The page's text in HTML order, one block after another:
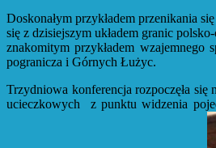
Doskonałym przykładem przenikania
się z dzisiejszym układem granic
znakomitym przykładem
pogranicza i Górnych Łużyc.
Trzydniowa konferencja rozpoczęła
ucieczkowych z punktu widzenia